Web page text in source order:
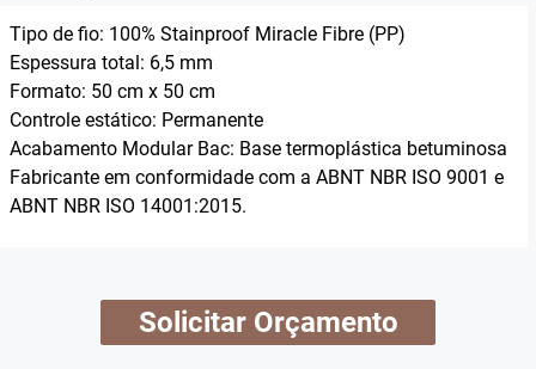
Tipo de fio: 100% Stainproof Miracle Fibre (PP)
Espessura total: 6,5 mm
Formato: 50 cm x 50 cm
Controle estático: Permanente
Acabamento Modular Bac: Base termoplástica betuminosa
Fabricante em conformidade com a ABNT NBR ISO 9001 e
ABNT NBR ISO 14001:2015.
Solicitar Orçamento